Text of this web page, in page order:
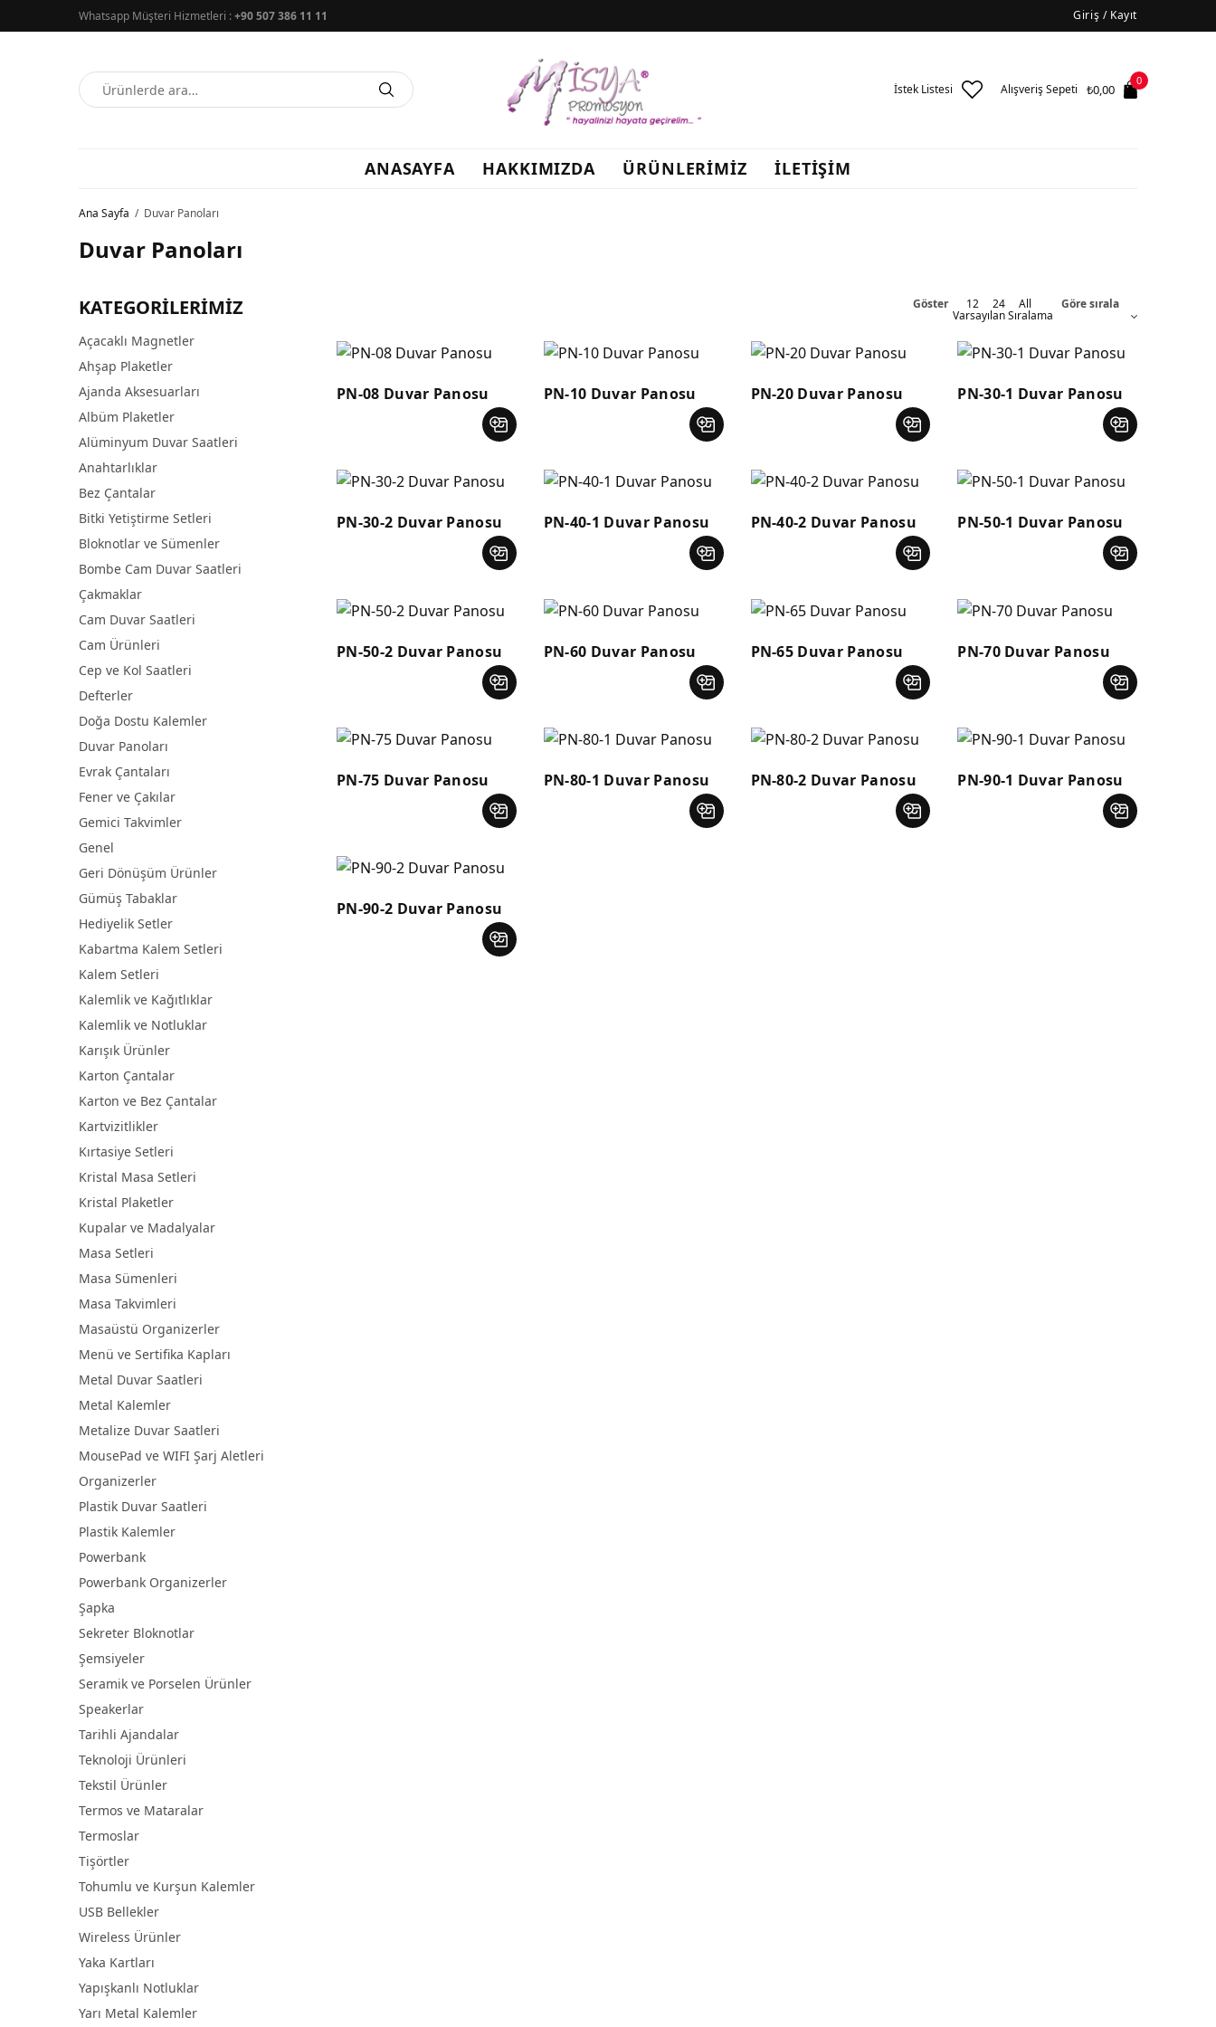
Whatsapp Müşteri Hizmetleri :+90 507 386 11 11 Giriş / Kayıt
İstek Listesi Alışveriş Sepeti ₺0,00
0
ANASAYFA HAKKIMIZDA ÜRÜNLERİMİZ İLETİŞİM
Ana Sayfa / Duvar Panoları
Duvar Panoları
KATEGORILERIMIZ
Açacaklı Magnetler
Ahşap Plaketler
Ajanda Aksesuarları
Albüm Plaketler
Alüminyum Duvar Saatleri
Anahtarlıklar
Bez Çantalar
Bitki Yetiştirme Setleri
Bloknotlar ve Sümenler
Bombe Cam Duvar Saatleri
Çakmaklar
Cam Duvar Saatleri
Cam Ürünleri
Cep ve Kol Saatleri
Defterler
Doğa Dostu Kalemler
Duvar Panoları
Evrak Çantaları
Fener ve Çakılar
Gemici Takvimler
Genel
Geri Dönüşüm Ürünler
Gümüş Tabaklar
Hediyelik Setler
Kabartma Kalem Setleri
Kalem Setleri
Kalemlik ve Kağıtlıklar
Kalemlik ve Notluklar
Karışık Ürünler
Karton Çantalar
Karton ve Bez Çantalar
Kartvizitlikler
Kırtasiye Setleri
Kristal Masa Setleri
Kristal Plaketler
Kupalar ve Madalyalar
Masa Setleri
Masa Sümenleri
Masa Takvimleri
Masaüstü Organizerler
Menü ve Sertifika Kapları
Metal Duvar Saatleri
Metal Kalemler
Metalize Duvar Saatleri
MousePad ve WIFI Şarj Aletleri
Organizerler
Plastik Duvar Saatleri
Plastik Kalemler
Powerbank
Powerbank Organizerler
Şapka
Sekreter Bloknotlar
Şemsiyeler
Seramik ve Porselen Ürünler
Speakerlar
Tarihli Ajandalar
Teknoloji Ürünleri
Tekstil Ürünler
Termos ve Mataralar
Termoslar
Tişörtler
Tohumlu ve Kurşun Kalemler
USB Bellekler
Wireless Ürünler
Yaka Kartları
Yapışkanlı Notluklar
Yarı Metal Kalemler
Göster 12 24 All Göre sırala
PN-08 Duvar Panosu PN-10 Duvar Panosu PN-20 Duvar Panosu PN-30-1 Duvar Panosu
PN-30-2 Duvar Panosu PN-40-1 Duvar Panosu PN-40-2 Duvar Panosu PN-50-1 Duvar Panosu
PN-50-2 Duvar Panosu PN-60 Duvar Panosu PN-65 Duvar Panosu PN-70 Duvar Panosu
PN-75 Duvar Panosu PN-80-1 Duvar Panosu PN-80-2 Duvar Panosu PN-90-1 Duvar Panosu
PN-90-2 Duvar Panosu